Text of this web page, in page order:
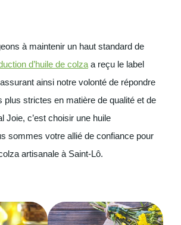
à maintenir un haut standard de
d’huile de colza a reçu le label
ainsi notre volonté de répondre
plus strictes en matière de qualité et de
Joie, c’est choisir une huile
sommes votre allié de confiance pour
artisanale à Saint-Lô.